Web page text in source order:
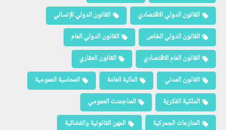
القانون الدولي الاقتصادي
القانون الدولي الإنساني
القانون الدولي الخاص
القانون الدولي العام
القانون العام الاقتصادي
القانون العقاري
القانون المدني
المالية العامة
المحاسبة العمومية
الملكية الفكرية
المناجمنت العمومي
المنازعات الجمركية
المهن القانونية والقضائية